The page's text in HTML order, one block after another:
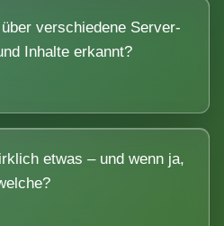
verschiedene Server-
Inhalte erkannt?
etwas – und wenn ja,